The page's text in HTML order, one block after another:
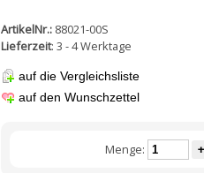
ArtikelNr.: 88021-00S
Lieferzeit: 3 - 4 Werktage
auf die Vergleichsliste
auf den Wunschzettel
Menge: +